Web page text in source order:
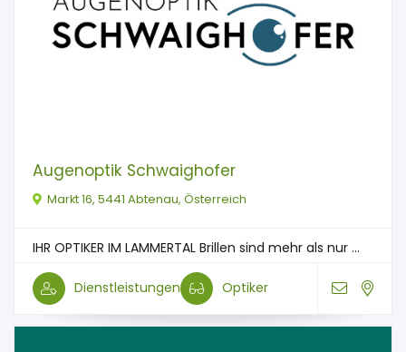
Augenoptik Schwaighofer
Markt 16, 5441 Abtenau, Österreich
IHR OPTIKER IM LAMMERTAL Brillen sind mehr als nur ...
Dienstleistungen Optiker